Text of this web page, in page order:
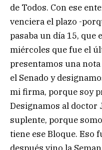
de Todos. Con ese
venciera el plazo -
pasaba un día 15, que
miércoles que fue el
presentamos una
el Senado y
mi firma, porque soy
Designamos al doctor
suplente, porque
tiene ese Bloque. Eso